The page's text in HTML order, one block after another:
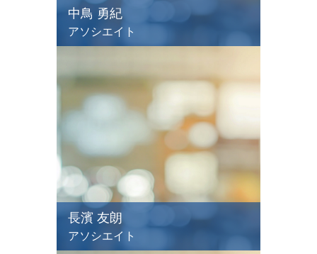
中鳥 勇紀
アソシエイト
長濱 友朗
アソシエイト